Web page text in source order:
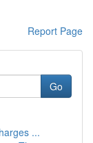
Report Page
Go
...